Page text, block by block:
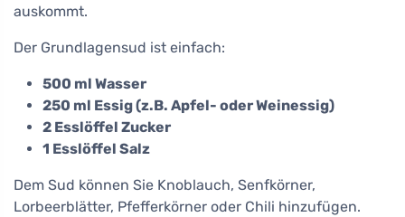
auskommt.
Der Grundlagensud ist einfach:
500 ml Wasser
250 ml Essig (z.B. Apfel- oder Weinessig)
2 Esslöffel Zucker
1 Esslöffel Salz
Dem Sud können Sie Knoblauch, Senfkörner,
Lorbeerblätter, Pfefferkörner oder Chili hinzufügen.